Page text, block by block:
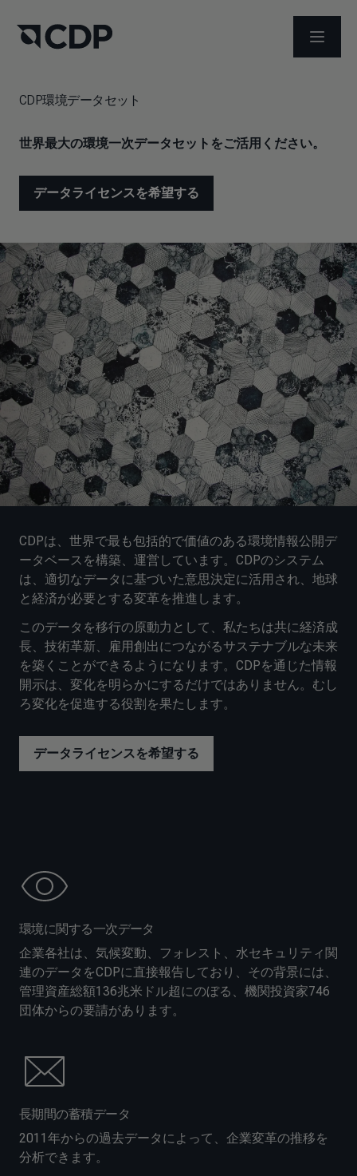
メニュ
CDP環境データセット
世界最大の環境一次データセットをご活用ください。
データライセンスを希望する
CDPは、世界で最も包括的で価値のある環境情報公開デ
ータベースを構築、運営しています。CDPのシステム
は、適切なデータに基づいた意思決定に活用され、地球
と経済が必要とする変革を推進します。
このデータを移行の原動力として、私たちは共に経済成
長、技術革新、雇用創出につながるサステナブルな未来
を築くことができるようになります。CDPを通じた情報
開示は、変化を明らかにするだけではありません。むし
ろ変化を促進する役割を果たします。
データライセンスを希望する
環境に関する一次データ
企業各社は、気候変動、フォレスト、水セキュリティ関
連のデータをCDPに直接報告しており、その背景には、
管理資産総額136兆米ドル超にのぼる、機関投資家746
団体からの要請があります。
長期間の蓄積データ
2011年からの過去データによって、企業変革の推移を
分析できます。